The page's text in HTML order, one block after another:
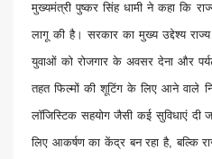
मुख्यमंत्री पुष्कर सिंह धामी ने कहा कि
लागू की है। सरकार का मुख्य उद्देश्य राज्य
युवाओं को रोजगार के अवसर देना और
तहत फिल्मों की शूटिंग के लिए आने वाले
लॉजिस्टिक सहयोग जैसी कई सुविधाएं दी
लिए आकर्षण का केंद्र बन रहा है, बल्कि